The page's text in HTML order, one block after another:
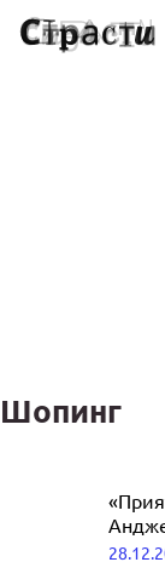
Шопинг
впервые
на